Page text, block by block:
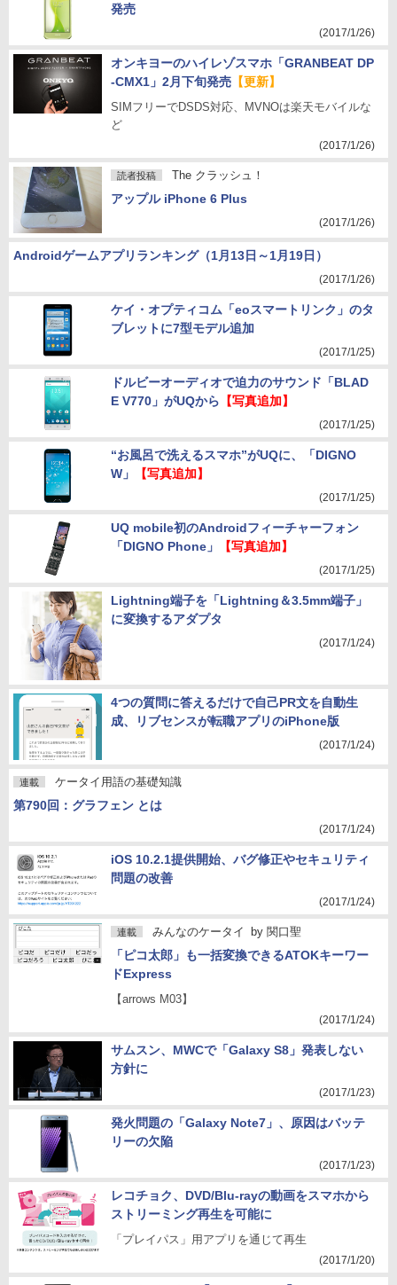
発売
(2017/1/26)
オンキヨーのハイレゾスマホ「GRANBEAT DP
-CMX1」2月下旬発売【更新】
SIMフリーでDSDS対応、MVNOは楽天モバイルな
ど
(2017/1/26)
読者投稿 The クラッシュ！
アップル iPhone 6 Plus
(2017/1/26)
Androidゲームアプリランキング（1月13日～1月19日）
(2017/1/26)
ケイ・オプティコム「eoスマートリンク」のタ
ブレットに7型モデル追加
(2017/1/25)
ドルビーオーディオで迫力のサウンド「BLAD
E V770」がUQから 【写真追加】
(2017/1/25)
“お風呂で洗えるスマホ”がUQに、「DIGNO
W」
【写真追加】
(2017/1/25)
UQ mobile初のAndroidフィーチャーフォン
「DIGNO Phone」
【写真追加】
(2017/1/25)
Lightning端子を「Lightning＆3.5mm端子」
に変換するアダプタ
(2017/1/24)
4つの質問に答えるだけで自己PR文を自動生
成、リブセンスが転職アプリのiPhone版
(2017/1/24)
連載 ケータイ用語の基礎知識
第790回：グラフェン とは
(2017/1/24)
iOS 10.2.1提供開始、バグ修正やセキュリティ
問題の改善
(2017/1/24)
連載 みんなのケータイ by 関口聖
「ピコ太郎」も一括変換できるATOKキーワー
ドExpress
【arrows M03】
(2017/1/24)
サムスン、MWCで「Galaxy S8」発表しない
方針に
(2017/1/23)
発火問題の「Galaxy Note7」、原因はバッテ
リーの欠陥
(2017/1/23)
レコチョク、DVD/Blu-rayの動画をスマホから
ストリーミング再生を可能に
「プレイパス」用アプリを通じて再生
(2017/1/20)